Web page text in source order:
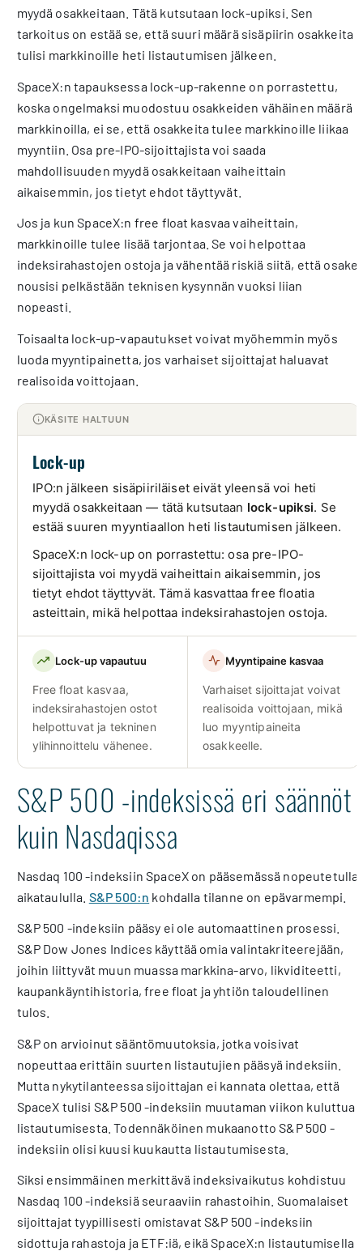
myydä osakkeitaan. Tätä kutsutaan lock-upiksi. Sen
tarkoitus on estää se, että suuri määrä sisäpiirin osakkeita
tulisi markkinoille heti listautumisen jälkeen.
SpaceX:n tapauksessa lock-up-rakenne on porrastettu,
koska ongelmaksi muodostuu osakkeiden vähäinen määrä
markkinoilla, ei se, että osakkeita tulee markkinoille liikaa
myyntiin. Osa pre-IPO-sijoittajista voi saada
mahdollisuuden myydä osakkeitaan vaiheittain
aikaisemmin, jos tietyt ehdot täyttyvät.
Jos ja kun SpaceX:n free float kasvaa vaiheittain,
markkinoille tulee lisää tarjontaa. Se voi helpottaa
indeksirahastojen ostoja ja vähentää riskiä siitä, että osake
nousisi pelkästään teknisen kysynnän vuoksi liian
nopeasti.
Toisaalta lock-up-vapautukset voivat myöhemmin myös
luoda myyntipainetta, jos varhaiset sijoittajat haluavat
realisoida voittojaan.
KÄSITE HALTUUN
Lock-up
IPO:n jälkeen sisäpiiriläiset eivät yleensä voi heti
myydä osakkeitaan — tätä kutsutaan lock-upiksi. Se
estää suuren myyntiaallon heti listautumisen jälkeen.
SpaceX:n lock-up on porrastettu: osa pre-IPO-
sijoittajista voi myydä vaiheittain aikaisemmin, jos
tietyt ehdot täyttyvät. Tämä kasvattaa free floatia
asteittain, mikä helpottaa indeksirahastojen ostoja.
Lock-up vapautuu
Free float kasvaa,
indeksirahastojen ostot
helpottuvat ja tekninen
ylihinnoittelu vähenee.
Myyntipaine kasvaa
Varhaiset sijoittajat voivat
realisoida voittojaan, mikä
luo myyntipaineita
osakkeelle.
S&P 500 -indeksissä eri säännöt
kuin Nasdaqissa
Nasdaq 100 -indeksiin SpaceX on pääsemässä nopeutetulla
aikataululla. S&P 500:n kohdalla tilanne on epävarmempi.
S&P 500 -indeksiin pääsy ei ole automaattinen prosessi.
S&P Dow Jones Indices käyttää omia valintakriteerejään,
joihin liittyvät muun muassa markkina-arvo, likviditeetti,
kaupankäyntihistoria, free float ja yhtiön taloudellinen
tulos.
S&P on arvioinut sääntömuutoksia, jotka voisivat
nopeuttaa erittäin suurten listautujien pääsyä indeksiin.
Mutta nykytilanteessa sijoittajan ei kannata olettaa, että
SpaceX tulisi S&P 500 -indeksiin muutaman viikon kuluttua
listautumisesta. Todennäköinen mukaanotto S&P 500 -
indeksiin olisi kuusi kuukautta listautumisesta.
Siksi ensimmäinen merkittävä indeksivaikutus kohdistuu
Nasdaq 100 -indeksiä seuraaviin rahastoihin. Suomalaiset
sijoittajat tyypillisesti omistavat S&P 500 -indeksiin
sidottuja rahastoja ja ETF:iä, eikä SpaceX:n listautumisella